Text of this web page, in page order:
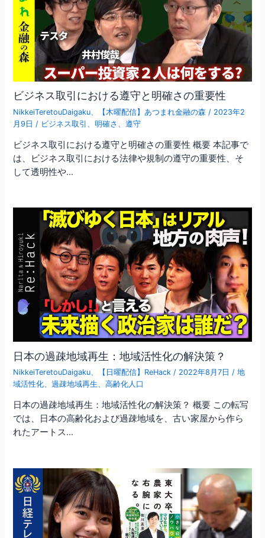
ビジネス取引における遵守と明確さの重要性
NikkeiTeretouDaigaku 【木曜配信】あつまれ金融の森 / 2023年2
月9日 / ビジネス取引 、明確さ 、遵守
ビジネス取引における遵守と明確さの重要性 概要 本記事で
は、ビジネス取引における法律や規制の遵守の重要性、そ
して透明性や…
日本の過疎地域再生：地域活性化の解決策？
NikkeiTeretouDaigaku 【日曜配信】ReHack / 2022年8月7日 /地
域活性化 、過疎地域再生 、高齢化人口
日本の過疎地域再生：地域活性化の解決策？ 概要 この転写
では、日本の高齢化および過疎地域を、古い家屋から作ら
れたアートス…